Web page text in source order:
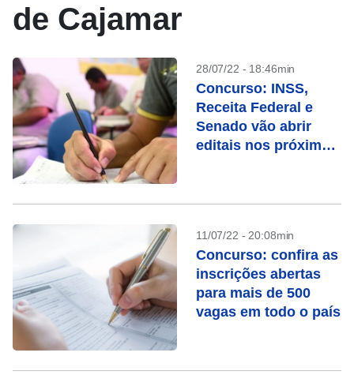
de Cajamar
28/07/22 - 18:46min
Concurso: INSS,
Receita Federal e
Senado vão abrir
editais nos próximos
11/07/22 - 20:08min
Concurso: confira as
inscrições abertas
para mais de 500
vagas em todo o país